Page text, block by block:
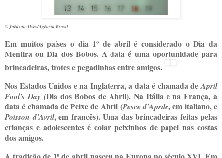
© Joédson Alves/Agência Brasil
Em muitos países o dia 1º de abril é considerado o Dia da
Mentira ou Dia dos Bobos. A data é uma oportunidade para
brincadeiras, trotes e pegadinhas entre amigos.
Nos Estados Unidos e na Inglaterra, a data é chamada deApril
Fool's Day (Dia dos Bobos de Abril). Na Itália e na França, a
data é chamada de Peixe de Abril (Pesce d'Aprile, em italiano, e
Poisson d'Avril, em francês). Uma das brincadeiras feitas pelas
crianças e adolescentes é colar peixinhos de papel nas costas
dos amigos.
A tradição de 1º de abril nasceu na Europa no século XVI. Em